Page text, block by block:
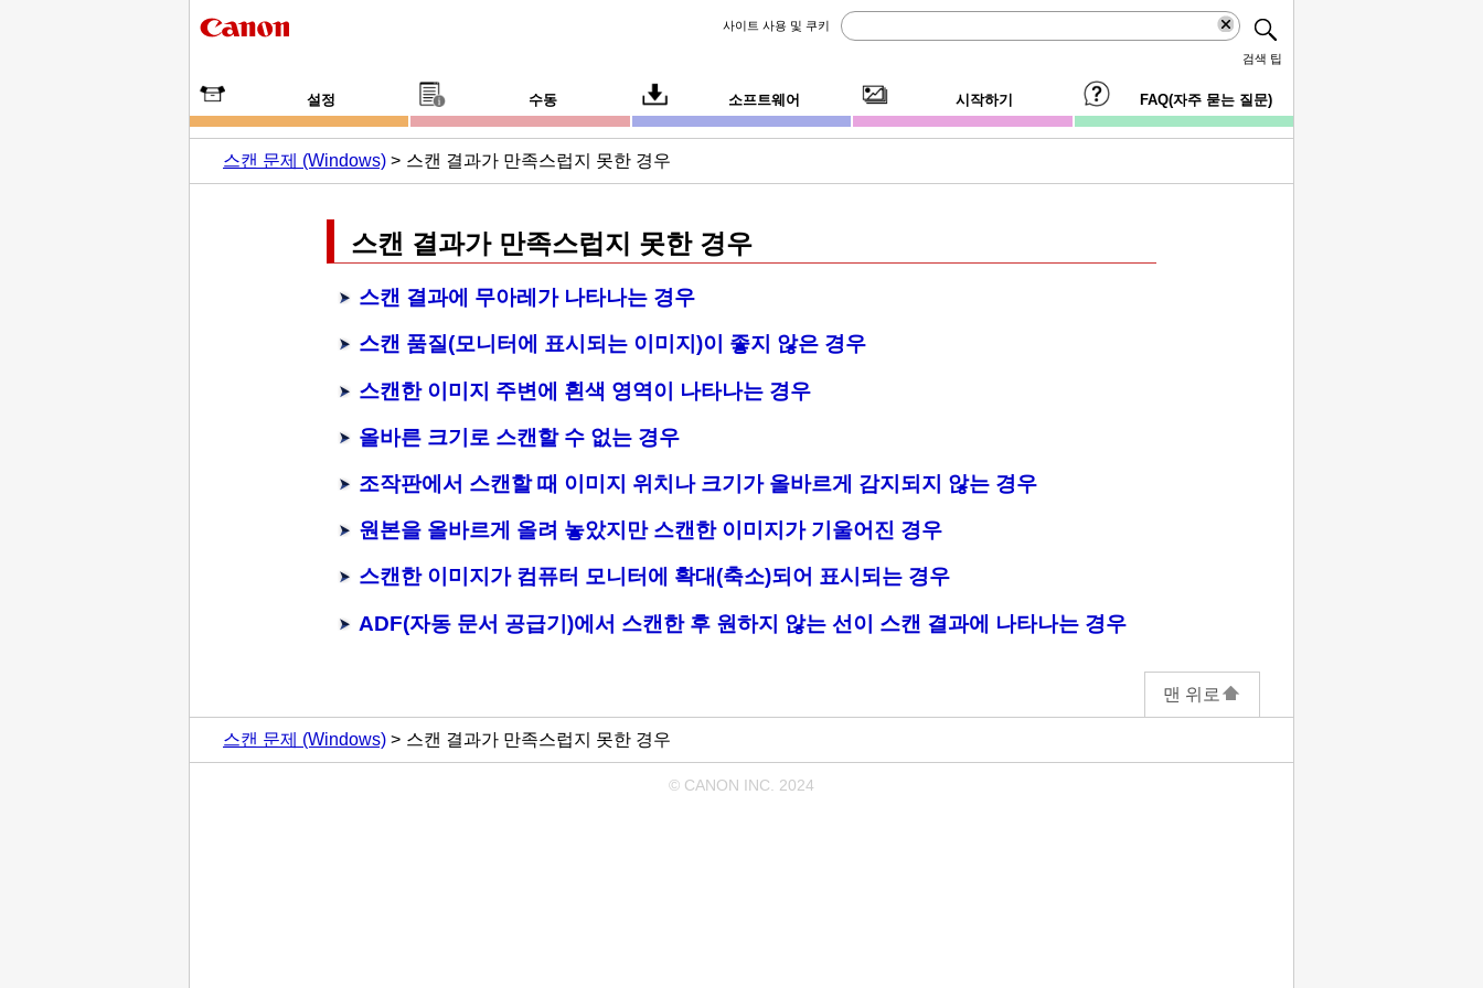
사이트 사용 및 쿠키
검색 팁
설정 수동 소프트웨어 시작하기 FAQ(자주 묻는 질문)
스캔 문제 (Windows) 스캔 결과가 만족스럽지 못한 경우
스캔 결과가 만족스럽지 못한 경우
스캔 결과에 무아레가 나타나는 경우
스캔 품질(모니터에 표시되는 이미지)이 좋지 않은 경우
스캔한 이미지 주변에 흰색 영역이 나타나는 경우
올바른 크기로 스캔할 수 없는 경우
조작판에서 스캔할 때 이미지 위치나 크기가 올바르게 감지되지 않는 경우
원본을 올바르게 올려 놓았지만 스캔한 이미지가 기울어진 경우
스캔한 이미지가 컴퓨터 모니터에 확대(축소)되어 표시되는 경우
ADF(자동 문서 공급기)에서 스캔한 후 원하지 않는 선이 스캔 결과에 나타나는 경우
맨 위로
스캔 문제 (Windows) 스캔 결과가 만족스럽지 못한 경우
© CANON INC. 2024